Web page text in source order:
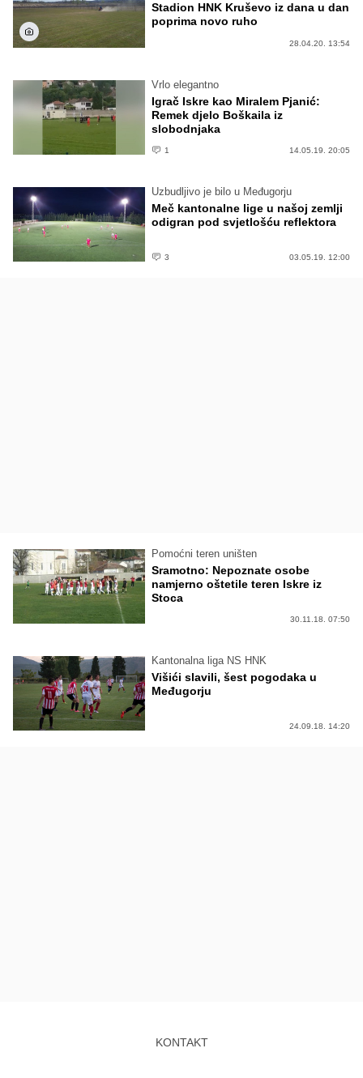
Stadion HNK Kruševo iz dana u dan
poprima novo ruho
28.04.20. 13:54
Vrlo elegantno
Igrač Iskre kao Miralem Pjanić:
Remek djelo Boškaila iz
slobodnjaka
1 14.05.19. 20:05
Uzbudljivo je bilo u Međugorju
Meč kantonalne lige u našoj zemlji
odigran pod svjetlošću reflektora
3 03.05.19. 12:00
Pomoćni teren uništen
Sramotno: Nepoznate osobe
namjerno oštetile teren Iskre iz
Stoca
30.11.18. 07:50
Kantonalna liga NS HNK
Višići slavili, šest pogodaka u
Međugorju
24.09.18. 14:20
KONTAKT